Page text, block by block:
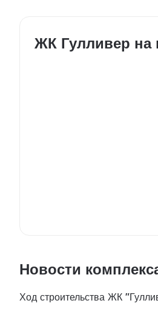
ЖК Гулливер на
Новости
Ход строительства ЖК